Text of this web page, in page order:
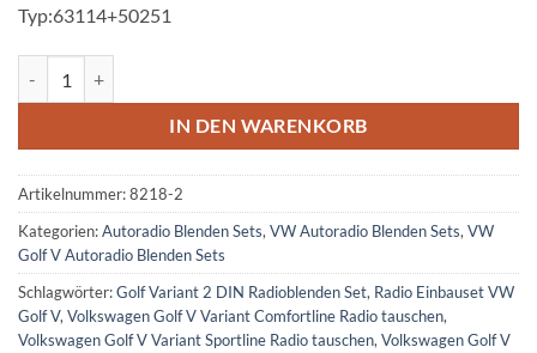
Typ:63114+50251
IN DEN WARENKORB
Artikelnummer:8218-2
Kategorien:Autoradio Blenden Sets, VW Autoradio Blenden Sets, VW
Golf V Autoradio Blenden Sets
Schlagwörter:Golf Variant 2 DIN Radioblenden Set, Radio Einbauset VW
Golf V, Volkswagen Golf V Variant Comfortline Radio tauschen,
Volkswagen Golf V Variant Sportline Radio tauschen, Volkswagen Golf V